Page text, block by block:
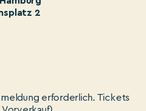
2
erforderlich. Tickets